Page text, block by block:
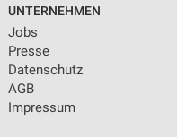
UNTERNEHMEN
Jobs
Presse
Datenschutz
AGB
Impressum